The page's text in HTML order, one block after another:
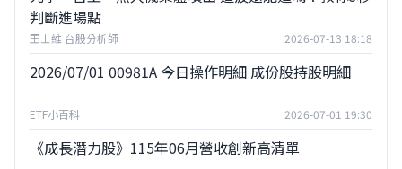
判斷進場點
王士維 台股分析師 2026-07-13 18:18
2026/07/01 00981A 今日操作明細 成份股持股明細
ETF小百科 2026-07-01 19:30
《成長潛力股》115年06月營收創新高清單